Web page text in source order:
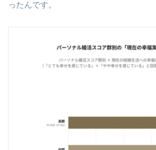
ったんです。